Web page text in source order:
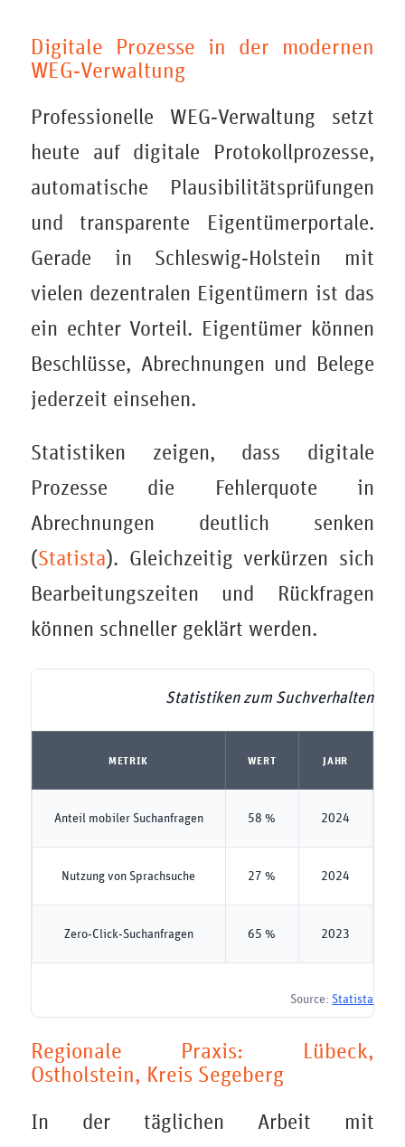
Digitale Prozesse in der modernen
WEG‑Verwaltung
Professionelle WEG‑Verwaltung setzt
heute auf digitale Protokollprozesse,
automatische Plausibilitätsprüfungen
und transparente Eigentümerportale.
Gerade in Schleswig‑Holstein mit
vielen dezentralen Eigentümern ist das
ein echter Vorteil. Eigentümer können
Beschlüsse, Abrechnungen und Belege
jederzeit einsehen.
Statistiken zeigen, dass digitale
Prozesse die Fehlerquote in
Abrechnungen deutlich senken
(Statista). Gleichzeitig verkürzen sich
Bearbeitungszeiten und Rückfragen
können schneller geklärt werden.
Statistiken zum Suchverhalten
METRIK WERT JAHR
Anteil mobiler Suchanfragen 58 % 2024
Nutzung von Sprachsuche 27 % 2024
Zero‑Click‑Suchanfragen 65 % 2023
Source: Statista
Regionale Praxis: Lübeck,
Ostholstein, Kreis Segeberg
In der täglichen Arbeit mit